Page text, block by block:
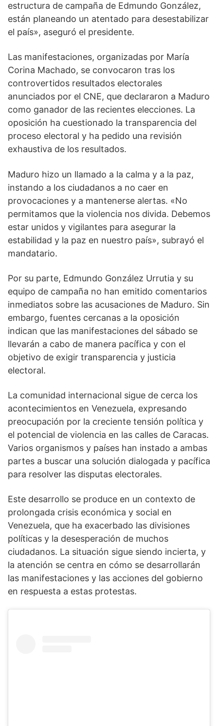
estructura de campaña de Edmundo González,
están planeando un atentado para desestabilizar
el país», aseguró el presidente.
Las manifestaciones, organizadas por María
Corina Machado, se convocaron tras los
controvertidos resultados electorales
anunciados por el CNE, que declararon a Maduro
como ganador de las recientes elecciones. La
oposición ha cuestionado la transparencia del
proceso electoral y ha pedido una revisión
exhaustiva de los resultados.
Maduro hizo un llamado a la calma y a la paz,
instando a los ciudadanos a no caer en
provocaciones y a mantenerse alertas. «No
permitamos que la violencia nos divida. Debemos
estar unidos y vigilantes para asegurar la
estabilidad y la paz en nuestro país», subrayó el
mandatario.
Por su parte, Edmundo González Urrutia y su
equipo de campaña no han emitido comentarios
inmediatos sobre las acusaciones de Maduro. Sin
embargo, fuentes cercanas a la oposición
indican que las manifestaciones del sábado se
llevarán a cabo de manera pacífica y con el
objetivo de exigir transparencia y justicia
electoral.
La comunidad internacional sigue de cerca los
acontecimientos en Venezuela, expresando
preocupación por la creciente tensión política y
el potencial de violencia en las calles de Caracas.
Varios organismos y países han instado a ambas
partes a buscar una solución dialogada y pacífica
para resolver las disputas electorales.
Este desarrollo se produce en un contexto de
prolongada crisis económica y social en
Venezuela, que ha exacerbado las divisiones
políticas y la desesperación de muchos
ciudadanos. La situación sigue siendo incierta, y
la atención se centra en cómo se desarrollarán
las manifestaciones y las acciones del gobierno
en respuesta a estas protestas.